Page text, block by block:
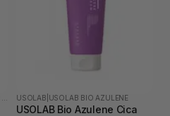
USOLAB USOLAB BIO AZULENE
USOLAB Bio Azulene Cica